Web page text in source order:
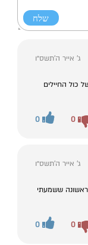
ג' אייר ה׳תשס״ו
החיילים
0 0
ג' אייר ה׳תשס״ו
ראשונה ששמעתי
0 0